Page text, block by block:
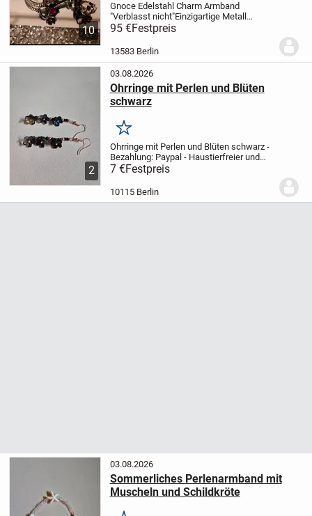
10
Gnoce Edelstahl Charm Armband
"Verblasst nicht"Einzigartige Metall
Schlangenkette Bettelarmband
Sicherheitskette und 4 Charmes
- Herz Schwarz/ Rosen "Liebe wird nie
95 €Festpreis
13583 Berlin
2
03.08.2026
Ohrringe mit Perlen und Blüten
schwarz
Merken
Ohrringe mit Perlen und Blüten schwarz-
Bezahlung: Paypal- Haustierfreier und
rauchfreier Haushalt
noch am selben Tag, wenn die Post noch
geöffnet hat
7 €Festpreis
10115 Berlin
03.08.2026
Sommerliches Perlenarmband mit
Muscheln und Schildkröte